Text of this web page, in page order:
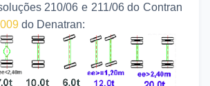
210/06 e 211/06 do Contran
do Denatran: